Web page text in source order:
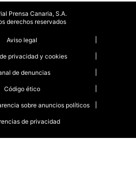
Prensa Canaria, S.A.
derechos reservados
Aviso legal
privacidad y cookies
de denuncias
Código ético
sobre anuncios políticos
de privacidad